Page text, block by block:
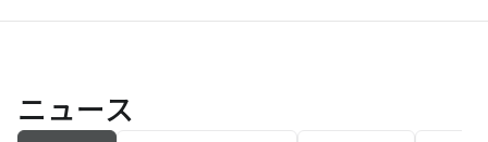
ニュース